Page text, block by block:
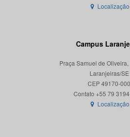
Localização
Campus
Praça Samuel de Oliveira,
Laranjeiras/SE
CEP 49170-000
Localização